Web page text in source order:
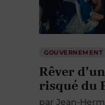
GOUVERNEMENT
Rêver
risqué du
par Jean-